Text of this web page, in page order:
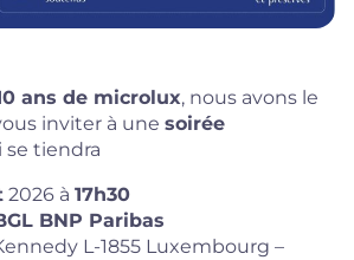
ans de microlux, nous avons le
inviter à une soirée
se tiendra
2026 à 17h30
BNP Paribas
L-1855 Luxembourg –